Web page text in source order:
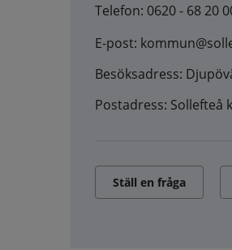
Telefon: 0620 - 68 20
E-post:
Besöksadress:
Postadress: Sollefteå
Ställ en fråga